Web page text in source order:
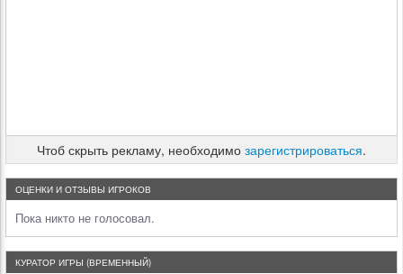
Чтоб скрыть рекламу, необходимо зарегистрироваться.
ОЦЕНКИ И ОТЗЫВЫ ИГРОКОВ
Пока никто не голосовал.
КУРАТОР ИГРЫ (ВРЕМЕННЫЙ)